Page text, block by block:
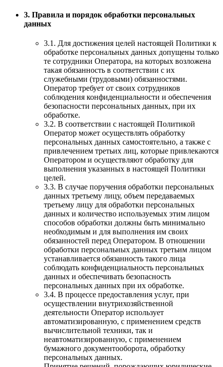
3. Правила и порядок обработки персональных
данных
3.1. Для достижения целей настоящей Политики к
обработке персональных данных допущены только
те сотрудники Оператора, на которых возложена
такая обязанность в соответствии с их
служебными (трудовыми) обязанностями.
Оператор требует от своих сотрудников
соблюдения конфиденциальности и обеспечения
безопасности персональных данных, при их
обработке.
3.2. В соответствии с настоящей Политикой
Оператор может осуществлять обработку
персональных данных самостоятельно, а также с
привлечением третьих лиц, которые привлекаются
Оператором и осуществляют обработку для
выполнения указанных в настоящей Политики
целей.
3.3. В случае поручения обработки персональных
данных третьему лицу, объем передаваемых
третьему лицу для обработки персональных
данных и количество используемых этим лицом
способов обработки должны быть минимально
необходимым и для выполнения им своих
обязанностей перед Оператором. В отношении
обработки персональных данных третьим лицом
устанавливается обязанность такого лица
соблюдать конфиденциальность персональных
данных и обеспечивать безопасность
персональных данных при их обработке.
3.4. В процессе предоставления услуг, при
осуществлении внутрихозяйственной
деятельности Оператор использует
автоматизированную, с применением средств
вычислительной техники, так и
неавтоматизированную, с применением
бумажного документооборота, обработку
персональных данных.